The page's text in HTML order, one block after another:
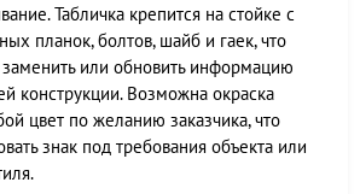
Табличка крепится на стойке с
планок, болтов, шайб и гаек, что
или обновить информацию
конструкции. Возможна окраска
цвет по желанию заказчика, что
знак под требования объекта или